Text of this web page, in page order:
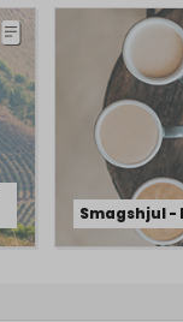
Smagshjul -